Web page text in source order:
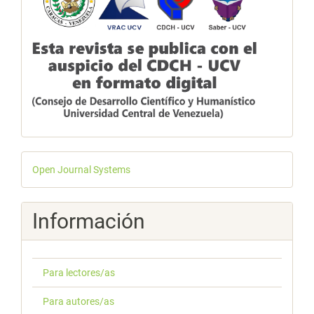
Desarrollado
por
Open Journal Systems
Información
Para lectores/as
Para autores/as